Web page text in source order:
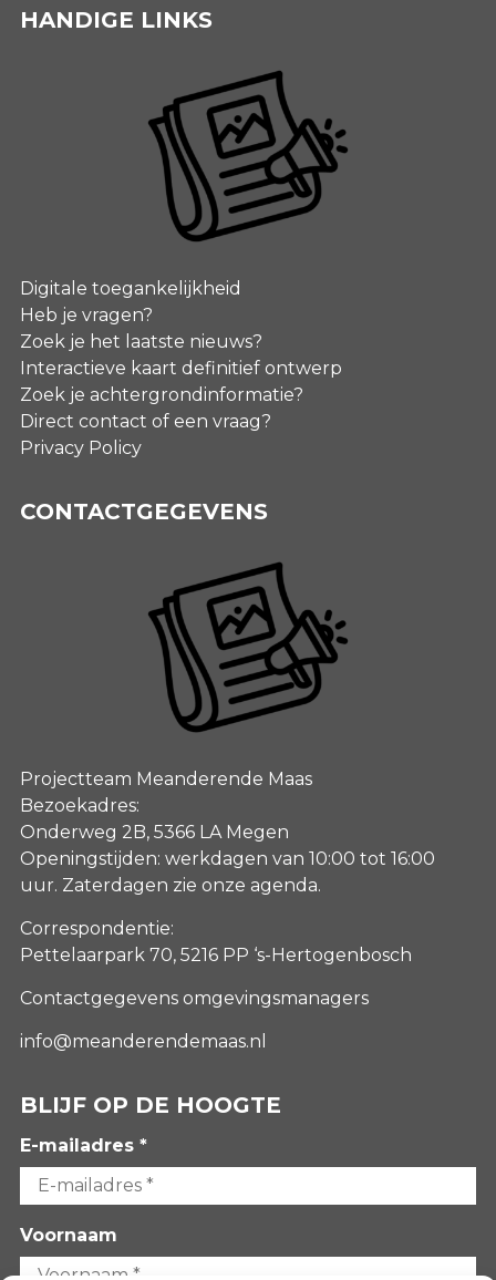
HANDIGE LINKS
Digitale toegankelijkheid
Heb je vragen?
Zoek je het laatste nieuws?
Interactieve kaart definitief ontwerp
Zoek je achtergrondinformatie?
Direct contact of een vraag?
Privacy Policy
CONTACTGEGEVENS
Projectteam Meanderende Maas
Bezoekadres:
Onderweg 2B, 5366 LA Megen
Openingstijden: werkdagen van 10:00 tot 16:00
uur. Zaterdagen zie onze agenda.
Correspondentie:
Pettelaarpark 70, 5216 PP ‘s-Hertogenbosch
Contactgegevens omgevingsmanagers
info@meanderendemaas.nl
BLIJF OP DE HOOGTE
E-mailadres *
Voornaam